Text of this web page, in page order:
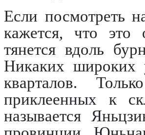
Если посмотреть
кажется, что это
тянется вдоль
Никаких широких
кварталов.
приклеенных к
называется